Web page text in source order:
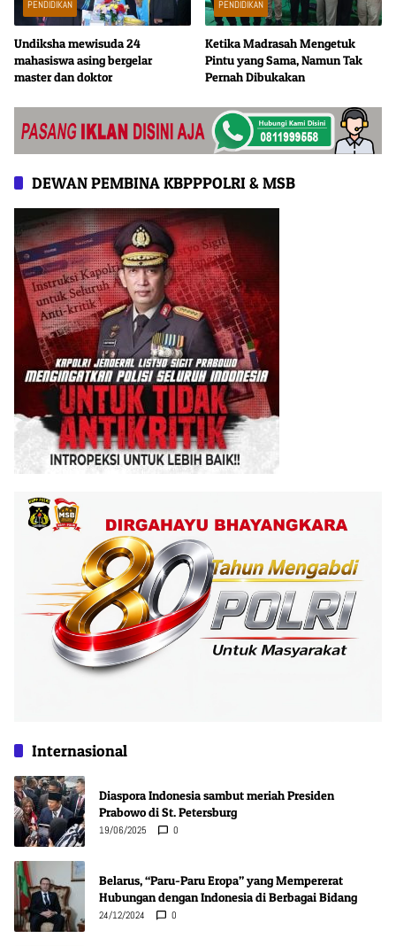
PENDIDIKAN
Undiksha mewisuda 24
mahasiswa asing bergelar
master dan doktor
PENDIDIKAN
Ketika Madrasah Mengetuk
Pintu yang Sama, Namun Tak
Pernah Dibukakan
DEWAN PEMBINA KBPPPOLRI & MSB
Internasional
Diaspora Indonesia sambut meriah Presiden
Prabowo di St. Petersburg
19/06/2025 0
Belarus, “Paru-Paru Eropa” yang Mempererat
Hubungan dengan Indonesia di Berbagai Bidang
24/12/2024 0